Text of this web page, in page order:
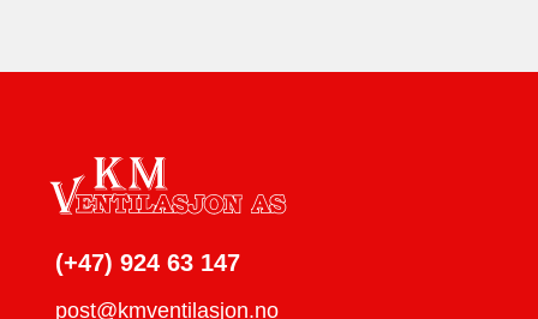
(+47) 924 63 147
post@kmventilasjon.no